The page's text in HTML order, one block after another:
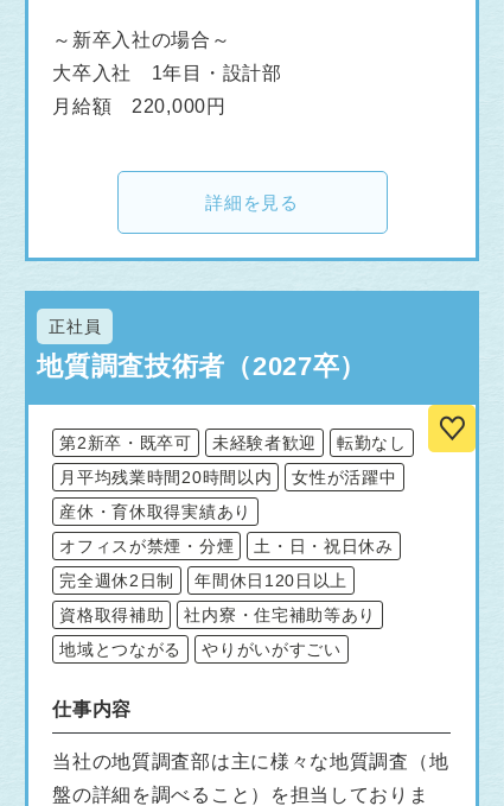
～新卒入社の場合～
大卒入社 1年目・設計部
月給額 220,000円
詳細を見る
正社員
地質調査技術者（2027卒）
第2新卒・既卒可 未経験者歓迎
転勤なし
月平均残業時間20時間以内
女性が活躍中
産休・育休取得実績あり
オフィスが禁煙・分煙
土・日・祝日休み
完全週休2日制
年間休日120日以上
資格取得補助
社内寮・住宅補助等あり
地域とつながる
やりがいがすごい
仕事内容
当社の地質調査部は主に様々な地質調査（地
盤の詳細を調べること）を担当しておりま